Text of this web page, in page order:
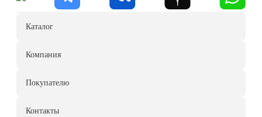
Каталог
Компания
Покупателю
Контакты